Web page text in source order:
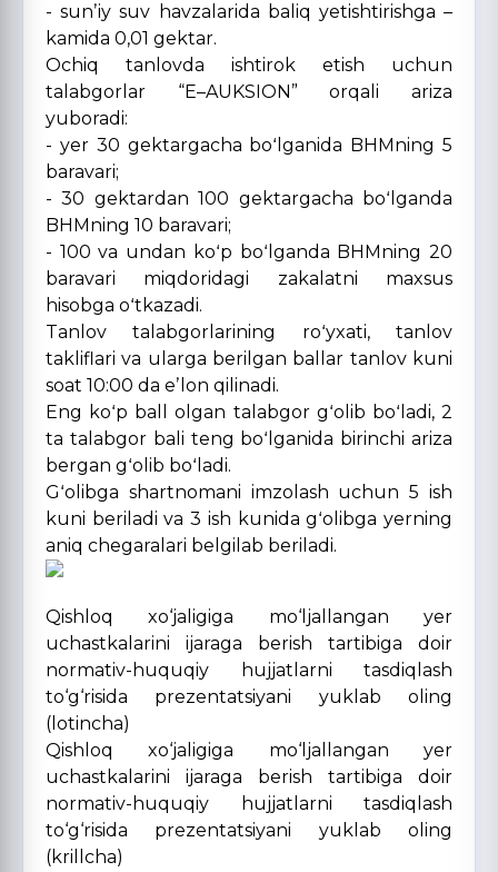
- sunʼiy suv havzalarida baliq yetishtirishga –
kamida 0,01 gektar.
Ochiq tanlovda ishtirok etish uchun
talabgorlar “E–AUKSION” orqali ariza
yuboradi:
- yer 30 gektargacha boʻlganida BHMning 5
baravari;
- 30 gektardan 100 gektargacha boʻlganda
BHMning 10 baravari;
- 100 va undan koʻp boʻlganda BHMning 20
baravari miqdoridagi zakalatni maxsus
hisobga oʻtkazadi.
Tanlov talabgorlarining roʻyxati, tanlov
takliflari va ularga berilgan ballar tanlov kuni
soat 10:00 da eʼlon qilinadi.
Eng koʻp ball olgan talabgor gʻolib boʻladi, 2
ta talabgor bali teng boʻlganida birinchi ariza
bergan gʻolib boʻladi.
Gʻolibga shartnomani imzolash uchun 5 ish
kuni beriladi va 3 ish kunida gʻolibga yerning
aniq chegaralari belgilab beriladi.
Qishloq xo‘jaligiga mo‘ljallangan yer
uchastkalarini ijaraga berish tartibiga doir
normativ-huquqiy hujjatlarni tasdiqlash
to‘g‘risida prezentatsiyani yuklab oling
(lotincha)
Qishloq xo‘jaligiga mo‘ljallangan yer
uchastkalarini ijaraga berish tartibiga doir
normativ-huquqiy hujjatlarni tasdiqlash
to‘g‘risida prezentatsiyani yuklab oling
(krillcha)